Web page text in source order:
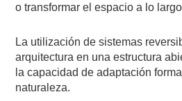
o transformar el espacio a lo
La utilización de sistemas
arquitectura en una estructura
la capacidad de adaptación
naturaleza.